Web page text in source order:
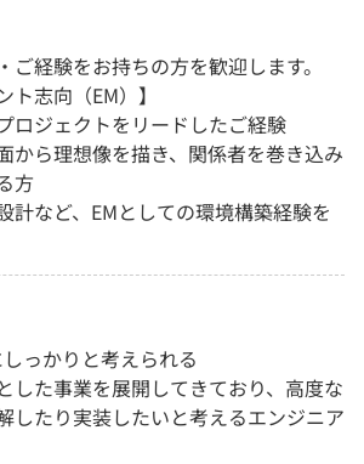
ご経験をお持ちの方を歓迎します。
ト志向（EM）】
ロジェクトをリードしたご経験
から理想像を描き、関係者を巻き込み
方
計など、EMとしての環境構築経験を
っかりと考えられる
した事業を展開してきており、高度な
したり実装したいと考えるエンジニア